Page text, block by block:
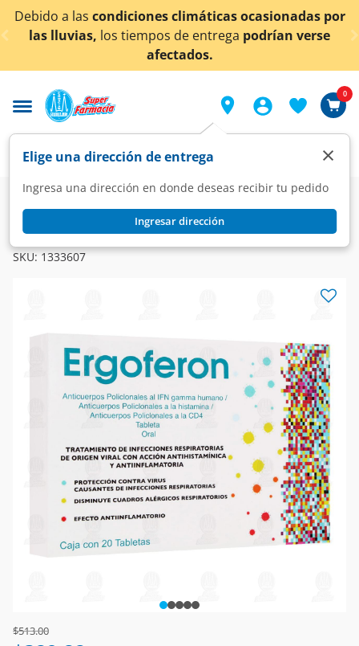
< div class="carousel-inner">
lascondiciones climáticas ocasionadas por
los tiempos de entregapodrían verse
¡Ahora
Elige una dirección de entrega
Ingresa una dirección en donde deseas recibir tu pedido
Ingresar dirección
×
0
Farmacia Medicina Inmunológico Biológicos
Ergoferon, 20 Tabletas.
SKU: 1333607
Price reduced from
$513.00to